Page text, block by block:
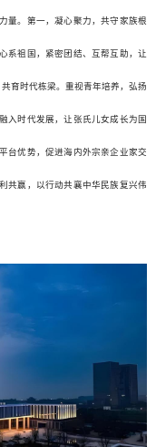
量。第一，凝心聚力，共守家族根
系祖国，紧密团结、互帮互助，让
育时代栋梁。重视青年培养，弘扬
入时代发展，让张氏儿女成长为国
台优势，促进海内外宗亲企业家交
共赢，以行动共襄中华民族复兴伟